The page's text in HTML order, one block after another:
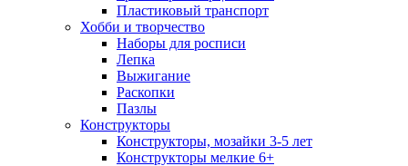
Пластиковый транспорт
Хобби и творчество
Наборы для росписи
Лепка
Выжигание
Раскопки
Пазлы
Конструкторы
Конструкторы, мозайки 3-5 лет
Конструкторы мелкие 6+